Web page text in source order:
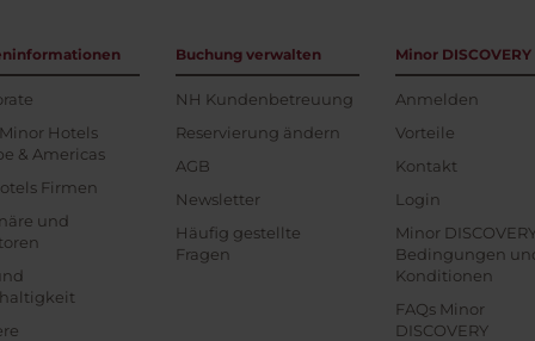
Hotels
& Americas
Firmen
und
Buchung verwalten
NH Kundenbetreuung
Reservierung ändern
AGB
Newsletter
Häufig gestellte
Fragen
Minor DISCOVERY
Anmelden
Vorteile
Kontakt
Login
Minor
Bedingungen
Konditionen
FAQs Minor
DISCOVERY